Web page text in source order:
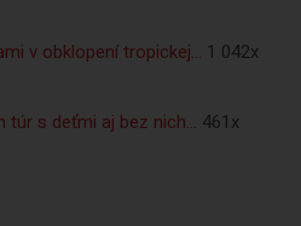
v obklopení tropickej… 1 042x
túr s deťmi aj bez nich… 461x